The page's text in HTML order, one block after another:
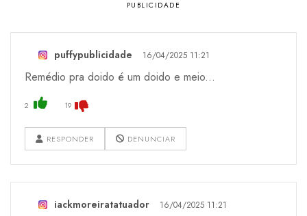
puffypublicidade 16/04/2025 11:21
Remédio pra doido é um doido e meio...
2 19
RESPONDER DENUNCIAR
iackmoreiratatuador 16/04/2025 11:21